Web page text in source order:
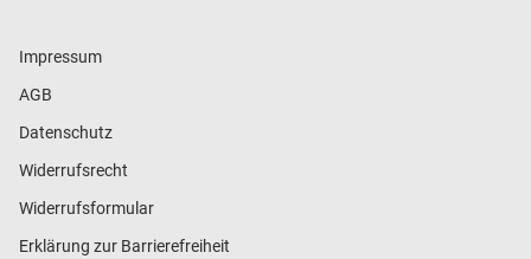
Impressum
AGB
Datenschutz
Widerrufsrecht
Widerrufsformular
Erklärung zur Barrierefreiheit